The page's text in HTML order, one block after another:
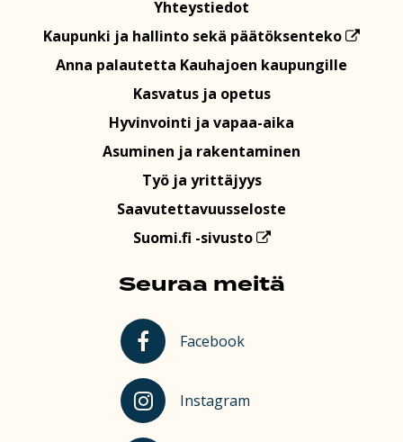
Yhteystiedot
Kaupunki ja hallinto sekä päätöksenteko
Anna palautetta Kauhajoen kaupungille
Kasvatus ja opetus
Hyvinvointi ja vapaa-aika
Asuminen ja rakentaminen
Työ ja yrittäjyys
Saavutettavuusseloste
Suomi.fi -sivusto
Seuraa meitä
Kauhajoki Facebookissa
Facebook
Kauhajoki Instagramissa
Instagram